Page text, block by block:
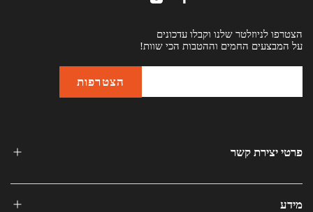
הצטרפו לניוזלטר שלנו וקבלו עדכונים
על המבצעים החמים וההטבות הכי שוות!
פרטי יצירת קשר
מידע